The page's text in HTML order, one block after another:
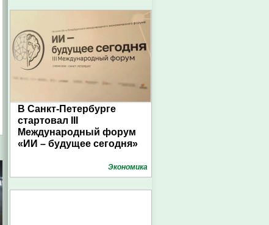
В Санкт-Петербурге
стартовал III
Международный форум
«ИИ – будущее сегодня»
Экономика